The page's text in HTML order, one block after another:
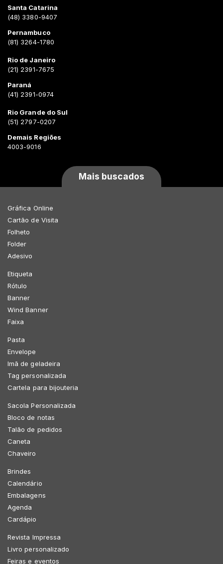
Santa Catarina
(48) 3380-9407
Pernambuco
(81) 3264-1780
Rio de Janeiro
(21) 2391-7675
Paraná
(41) 2391-0974
Rio Grande do Sul
(51) 2797-0207
Demais Regiões
4003-9016
Mais buscados
Gráfica Online
Cartão de Visita
Folheto
Folder
Adesivo
Etiqueta
Rótulo
Banner
Wind Banner
Faixa
Pasta
Envelope
Imã de geladeira
Tag personalizada
Cartela para bijouteria
Sacola Personalizada
Bloco de notas
Talão de pedidos
Caneta
Chaveiro
Brindes
Calendário
Embalagens
Agenda
Cardápio
Revista Impressa
Livro personalizado
Feiras e eventos